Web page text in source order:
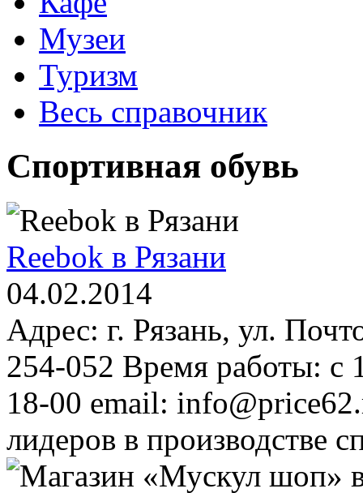
Музеи
Туризм
Весь справочник
Спортивная обувь
Reebok в Рязани
04.02.2014
Адрес: г. Рязань, ул.
254-052 Время работы: с
18-00 email:
лидеров в производстве